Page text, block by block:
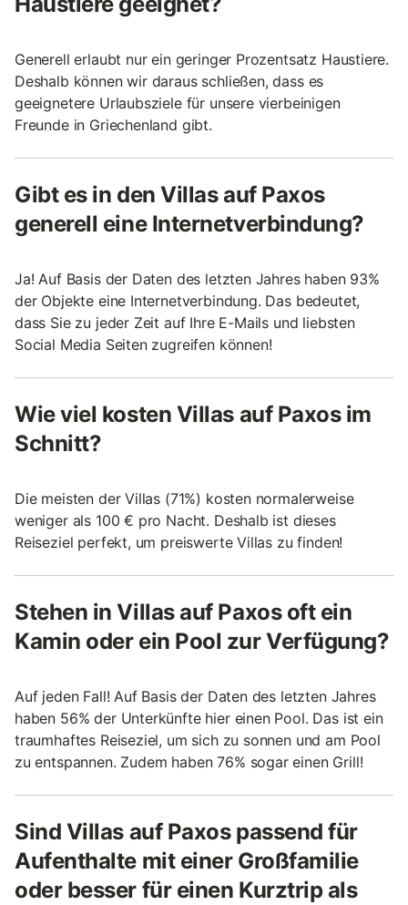
Generell erlaubt nur ein geringer Prozentsatz Haustiere.
Deshalb können wir daraus schließen, dass es
geeignetere Urlaubsziele für unsere vierbeinigen
Freunde in Griechenland gibt.
Gibt es in den Villas auf Paxos
generell eine Internetverbindung?
Ja! Auf Basis der Daten des letzten Jahres haben 93%
der Objekte eine Internetverbindung. Das bedeutet,
dass Sie zu jeder Zeit auf Ihre E-Mails und liebsten
Social Media Seiten zugreifen können!
Wie viel kosten Villas auf Paxos im
Schnitt?
Die meisten der Villas (71%) kosten normalerweise
weniger als 100 € pro Nacht. Deshalb ist dieses
Reiseziel perfekt, um preiswerte Villas zu finden!
Stehen in Villas auf Paxos oft ein
Kamin oder ein Pool zur Verfügung?
Auf jeden Fall! Auf Basis der Daten des letzten Jahres
haben 56% der Unterkünfte hier einen Pool. Das ist ein
traumhaftes Reiseziel, um sich zu sonnen und am Pool
zu entspannen. Zudem haben 76% sogar einen Grill!
Sind Villas auf Paxos passend für
Aufenthalte mit einer Großfamilie
oder besser für einen Kurztrip als